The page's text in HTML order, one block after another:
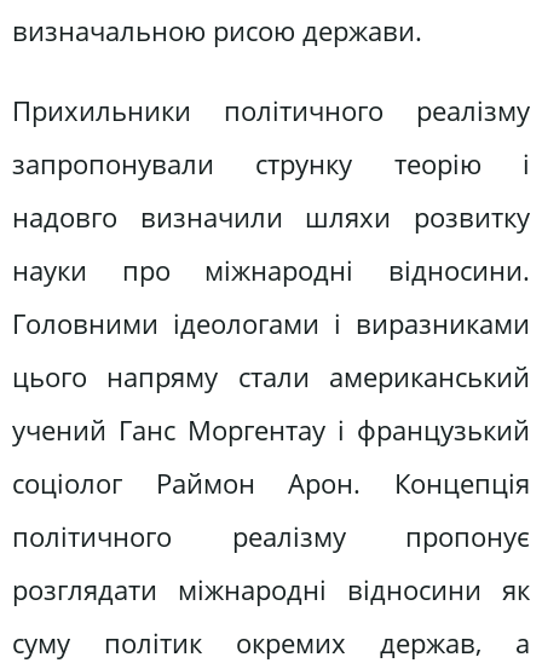
визначальною рисою держави.
Прихильники політичного реалізму
запропонували струнку теорію і
надовго визначили шляхи розвитку
науки про міжнародні відносини.
Головними ідеологами і виразниками
цього напряму стали американський
учений Ганс Моргентау і французький
соціолог Раймон Арон. Концепція
політичного реалізму пропонує
розглядати міжнародні відносини як
суму політик окремих держав, а